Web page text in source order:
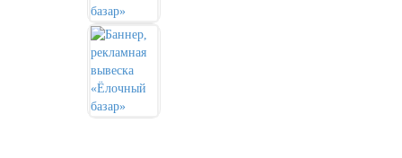
День города Москвы (первая суббота
сентября)
День нефтяника (первое воскресенье
сентября)
8 сентября, День танкиста (второе